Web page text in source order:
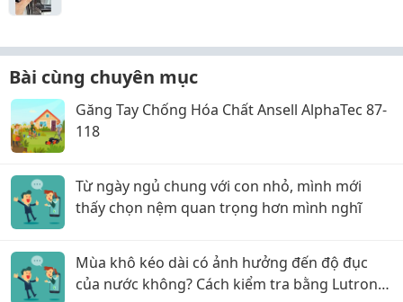
Bài cùng chuyên mục
Găng Tay Chống Hóa Chất Ansell AlphaTec 87-
118
Từ ngày ngủ chung với con nhỏ, mình mới
thấy chọn nệm quan trọng hơn mình nghĩ
Mùa khô kéo dài có ảnh hưởng đến độ đục
của nước không? Cách kiểm tra bằng Lutron